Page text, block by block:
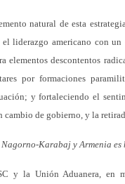
natural de esta
liderazgo americano con
descontentos
por formaciones
y fortaleciendo el
de gobierno, y la
Karabaj y Armenia es
y la Unión Aduanera, en